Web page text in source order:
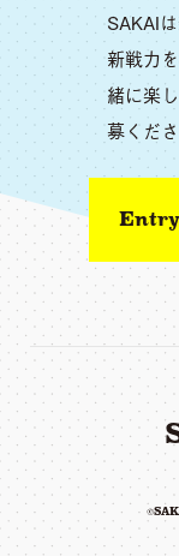
SAKAI
新戦力
緒に楽
募くださ
©